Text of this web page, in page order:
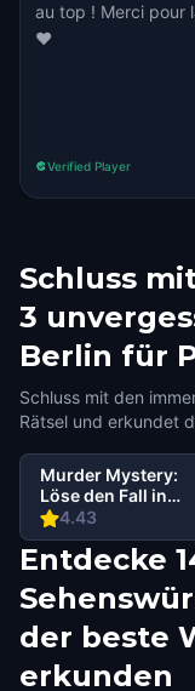
au top ! Merci pour
♥️
Verified Player
Schluss
3
Berlin für
Schluss mit den
Rätsel und erkundet
4.43
Murder Mystery:
Löse den Fall in
Mitte Berlin
Entdecke
der beste
erkunden